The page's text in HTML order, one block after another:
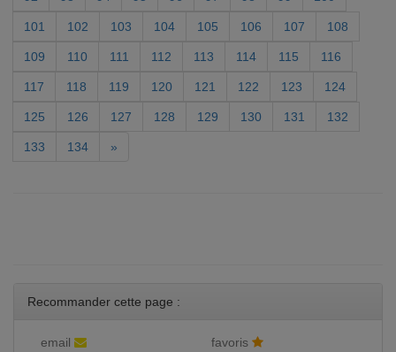
101 102 103 104 105 106 107 108
109 110 111 112 113 114 115 116
117 118 119 120 121 122 123 124
125 126 127 128 129 130 131 132
133 134 »
Recommander cette page :
email
favoris